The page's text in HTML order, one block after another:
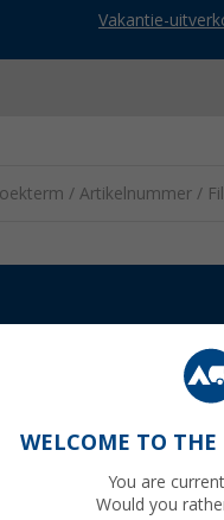
Vakantie-
WELCOME TO THE
You are
Would you